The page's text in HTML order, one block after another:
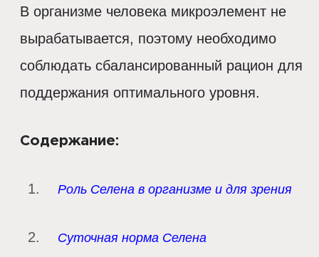
В организме человека микроэлемент не
вырабатывается, поэтому необходимо
соблюдать сбалансированный рацион для
поддержания оптимального уровня.
Содержание:
Роль Селена в организме и для зрения
Суточная норма Селена